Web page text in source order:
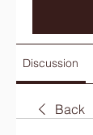
Discussion
Back